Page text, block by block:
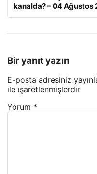
kanalda? – 04 Ağustos
Bir yanıt yazın
E-posta adresiniz
ile işaretlenmişlerdir
Yorum *